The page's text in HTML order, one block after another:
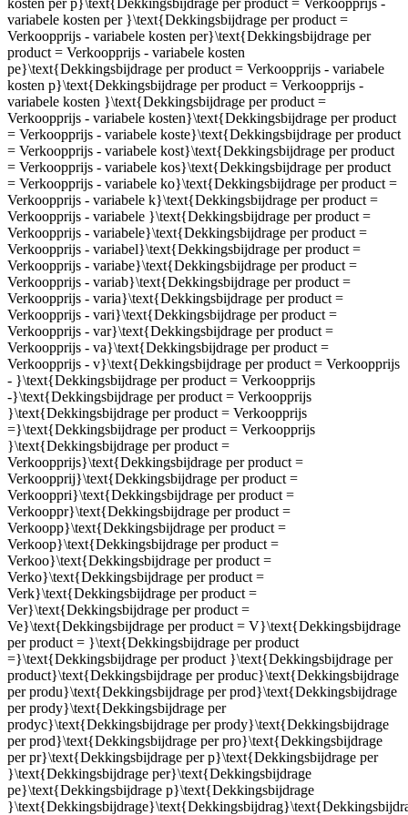
variabele kosten per }\text{Dekkingsbijdrage per product =
Verkoopprijs - variabele kosten per}\text{Dekkingsbijdrage per
product = Verkoopprijs - variabele kosten
pe}\text{Dekkingsbijdrage per product = Verkoopprijs - variabele
kosten p}\text{Dekkingsbijdrage per product = Verkoopprijs -
variabele kosten }\text{Dekkingsbijdrage per product =
Verkoopprijs - variabele kosten}\text{Dekkingsbijdrage per product
= Verkoopprijs - variabele koste}\text{Dekkingsbijdrage per product
= Verkoopprijs - variabele kost}\text{Dekkingsbijdrage per product
= Verkoopprijs - variabele kos}\text{Dekkingsbijdrage per product
= Verkoopprijs - variabele ko}\text{Dekkingsbijdrage per product =
Verkoopprijs - variabele k}\text{Dekkingsbijdrage per product =
Verkoopprijs - variabele }\text{Dekkingsbijdrage per product =
Verkoopprijs - variabele}\text{Dekkingsbijdrage per product =
Verkoopprijs - variabel}\text{Dekkingsbijdrage per product =
Verkoopprijs - variabe}\text{Dekkingsbijdrage per product =
Verkoopprijs - variab}\text{Dekkingsbijdrage per product =
Verkoopprijs - varia}\text{Dekkingsbijdrage per product =
Verkoopprijs - vari}\text{Dekkingsbijdrage per product =
Verkoopprijs - var}\text{Dekkingsbijdrage per product =
Verkoopprijs - va}\text{Dekkingsbijdrage per product =
Verkoopprijs - v}\text{Dekkingsbijdrage per product = Verkoopprijs
- }\text{Dekkingsbijdrage per product = Verkoopprijs
-}\text{Dekkingsbijdrage per product = Verkoopprijs
}\text{Dekkingsbijdrage per product = Verkoopprijs
=}\text{Dekkingsbijdrage per product = Verkoopprijs
}\text{Dekkingsbijdrage per product =
Verkoopprijs}\text{Dekkingsbijdrage per product =
Verkoopprij}\text{Dekkingsbijdrage per product =
Verkooppri}\text{Dekkingsbijdrage per product =
Verkooppr}\text{Dekkingsbijdrage per product =
Verkoopp}\text{Dekkingsbijdrage per product =
Verkoop}\text{Dekkingsbijdrage per product =
Verkoo}\text{Dekkingsbijdrage per product =
Verko}\text{Dekkingsbijdrage per product =
Verk}\text{Dekkingsbijdrage per product =
Ver}\text{Dekkingsbijdrage per product =
Ve}\text{Dekkingsbijdrage per product = V}\text{Dekkingsbijdrage
per product = }\text{Dekkingsbijdrage per product
=}\text{Dekkingsbijdrage per product }\text{Dekkingsbijdrage per
product}\text{Dekkingsbijdrage per produc}\text{Dekkingsbijdrage
per produ}\text{Dekkingsbijdrage per prod}\text{Dekkingsbijdrage
per prody}\text{Dekkingsbijdrage per
prodyc}\text{Dekkingsbijdrage per prody}\text{Dekkingsbijdrage
per prod}\text{Dekkingsbijdrage per pro}\text{Dekkingsbijdrage
per pr}\text{Dekkingsbijdrage per p}\text{Dekkingsbijdrage per
}\text{Dekkingsbijdrage per}\text{Dekkingsbijdrage
pe}\text{Dekkingsbijdrage p}\text{Dekkingsbijdrage